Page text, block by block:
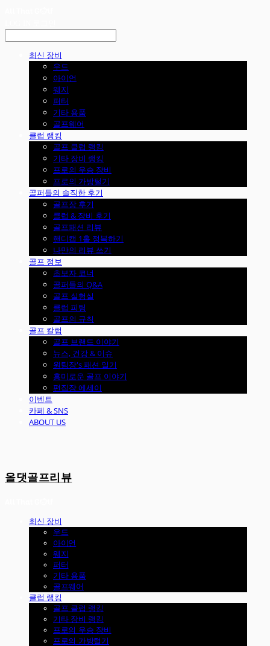
최신 장비
우드
아이언
웨지
퍼터
기타 용품
골프웨어
클럽 랭킹
골프 클럽 랭킹
기타 장비 랭킹
프로의 우승 장비
프로의 가방털기
골퍼들의 솔직한 후기
골프장 후기
클럽 & 장비 후기
골프패션 리뷰
핸디캡 1홀 정복하기
나만의 리뷰 쓰기
골프 정보
초보자 코너
골퍼들의 Q&A
골프 실험실
클럽 피팅
골프의 규칙
골프 칼럼
골프 브랜드 이야기
뉴스, 건강 & 이슈
원팀장's 패션 일기
흥미로운 골프 이야기
편집장 에세이
이벤트
카페 & SNS
ABOUT US
올댓골프리뷰
최신 장비
우드
아이언
웨지
퍼터
기타 용품
골프웨어
클럽 랭킹
골프 클럽 랭킹
기타 장비 랭킹
프로의 우승 장비
프로의 가방털기